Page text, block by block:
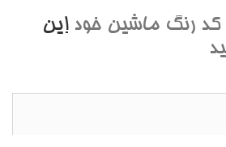
کد رنگ ماشين خوداين